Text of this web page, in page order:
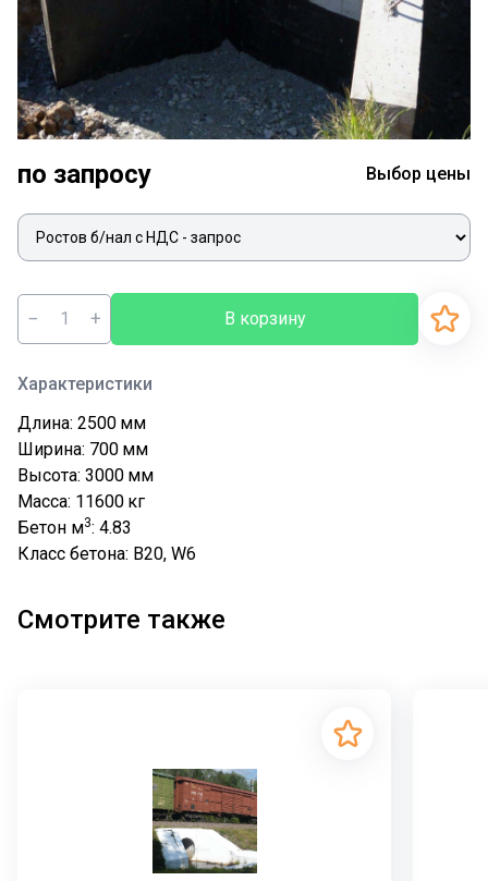
по запросу Выбор цены
− + В корзину
Характеристики
Длина: 2500 мм
Ширина: 700 мм
Высота: 3000 мм
Масса: 11600 кг
Бетон м3: 4.83
Класс бетона: В20, W6
Смотрите также